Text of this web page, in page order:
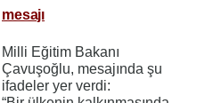
mesajı
Milli Eğitim Bakanı
Çavuşoğlu, mesajında şu
ifadeler yer verdi: